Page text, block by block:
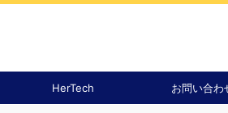
HerTech お問い合わ